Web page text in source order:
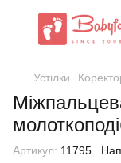
Устілки
Артикул: 11795